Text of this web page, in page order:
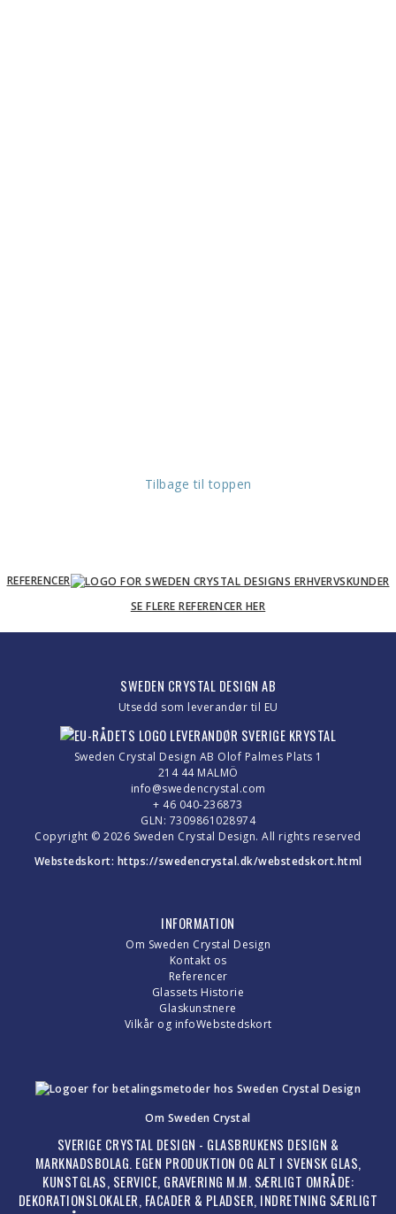
Tilbage til toppen
REFERENCER
SE FLERE REFERENCER HER
SWEDEN CRYSTAL DESIGN AB
Utsedd som leverandør til EU
Sweden Crystal Design AB Olof Palmes Plats 1
214 44 MALMÖ
info@swedencrystal.com
+ 46 040-236873
GLN: 7309861028974
Copyright © 2026 Sweden Crystal Design. All rights reserved
Webstedskort: https://swedencrystal.dk/webstedskort.html
INFORMATION
Om Sweden Crystal Design
Kontakt os
Referencer
Glassets Historie
Glaskunstnere
Vilkår og infoWebstedskort
Om Sweden Crystal
SVERIGE CRYSTAL DESIGN - GLASBRUKENS DESIGN &
MARKNADSBOLAG. EGEN PRODUKTION OG ALT I SVENSK GLAS,
KUNSTGLAS, SERVICE, GRAVERING M.M. SÆRLIGT OMRÅDE:
DEKORATIONSLOKALER, FACADER & PLADSER, INDRETNING SÆRLIGT